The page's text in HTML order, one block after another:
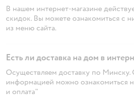
В нашем интернет-магазине
скидок. Вы можете ознакомиться с
из меню сайта.
Есть ли доставка на дом в
Осуществляем доставку по
информацией можно ознакомиться
и оплата"